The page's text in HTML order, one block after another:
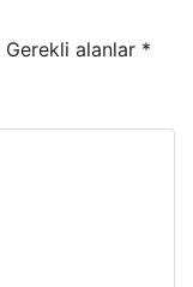
Gerekli alanlar *